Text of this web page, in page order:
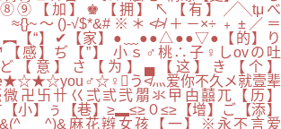
加】♚【拥】↖【有】╱╲tμべ
≈{}~～()-√$*&#※＊≮≯＋－×÷﹢±／＝
︻【“】✔【家】●﹏●●△●●▽●【的】り
感】ぢ【”】 小ｓ♂桃∴子♀しovの吐
【意】さ【为】▄【这】き【个】
う≮灬爱你不久メ就壹辈
卍卐卄巜弍弎弐朤氺曱甴囍兀【历】
小】ぅ【巷】≥▂≤≥０≤≥【增】ご【添】
麻花辫女孩【一】※永不言爱